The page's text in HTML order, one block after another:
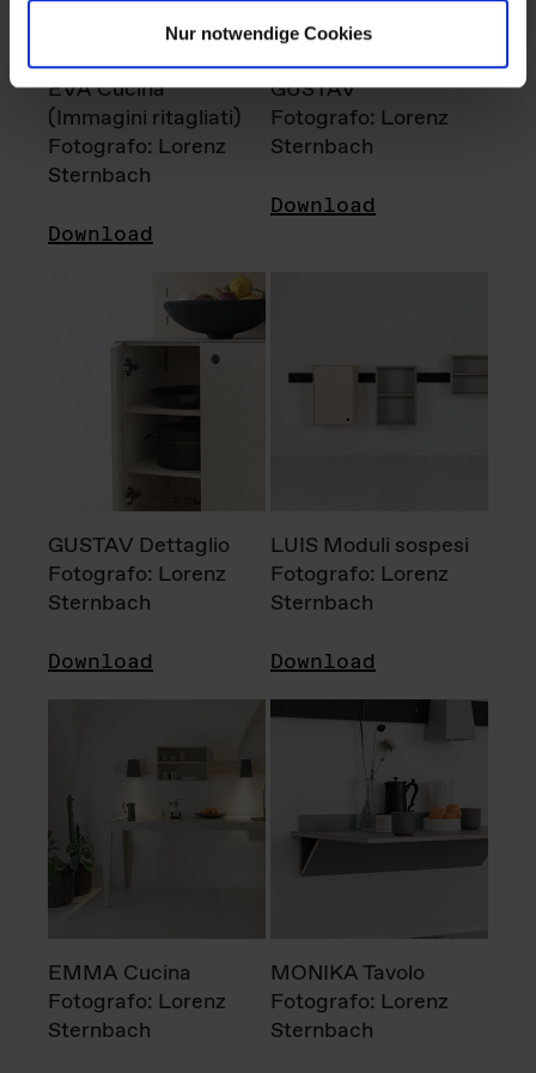
Nur notwendige Cookies
EVA Cucina
(Immagini ritagliati)
Fotografo: Lorenz
Sternbach
Download
GUSTAV
Fotografo: Lorenz
Sternbach
Download
GUSTAV Dettaglio
Fotografo: Lorenz
Sternbach
Download
LUIS Moduli sospesi
Fotografo: Lorenz
Sternbach
Download
EMMA Cucina
Fotografo: Lorenz
Sternbach
MONIKA Tavolo
Fotografo: Lorenz
Sternbach